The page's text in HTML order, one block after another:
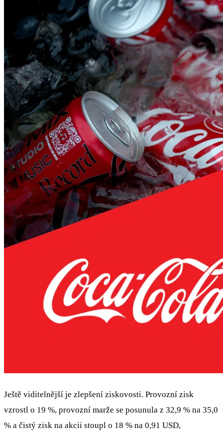
Ještě viditelnější je zlepšení ziskovosti. Provozní zisk
vzrostl o 19 %, provozní marže se posunula z 32,9 % na 35,0
% a čistý zisk na akcii stoupl o 18 % na 0,91 USD,